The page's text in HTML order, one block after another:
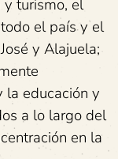
turismo, el
el país y el
y Alajuela;
la educación y
a lo largo del
en la